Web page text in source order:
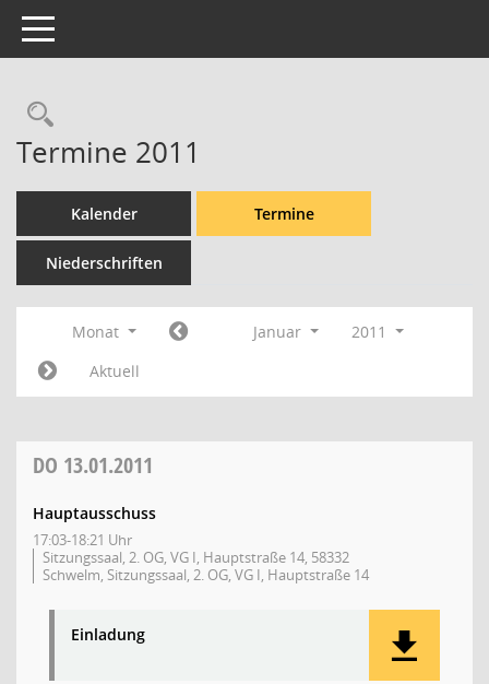
Toggle navigation
Rechercheauswahl
Termine 2011
Kalender Termine
Niederschriften
Monat Januar
2011
Aktuell
DO 13.01.2011
Hauptausschuss
17:03-18:21 Uhr
Sitzungssaal, 2. OG, VG I, Hauptstraße 14, 58332
Schwelm, Sitzungssaal, 2. OG, VG I, Hauptstraße 14
Einladung